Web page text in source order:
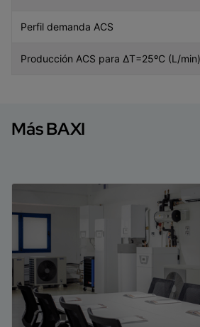
Perfil demanda ACS
Producción ACS para ΔT=25ºC (L/min)
Más BAXI